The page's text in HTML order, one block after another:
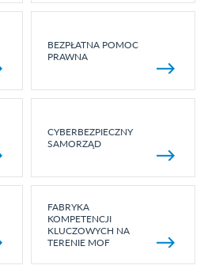
BEZPŁATNA POMOC
PRAWNA
CYBERBEZPIECZNY
SAMORZĄD
FABRYKA
KOMPETENCJI
KLUCZOWYCH NA
TERENIE MOF